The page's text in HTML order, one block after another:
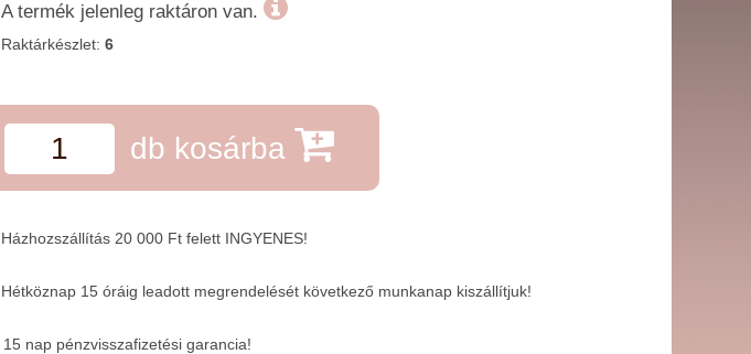
A termék jelenleg raktáron van.
Raktárkészlet: 6
db kosárba
Házhozszállítás 20 000 Ft felett INGYENES!
Hétköznap 15 óráig leadott megrendelését következő munkanap kiszállítjuk!
15 nap pénzvisszafizetési garancia!